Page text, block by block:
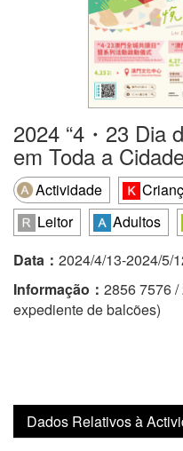
2024 “4・23 Dia
em Toda a
Actividade
Leitor
Adultos
Data： 2024/4/13-2024/5/
Informação： 2856 7576
expediente de balcões)
Dados Relativos à